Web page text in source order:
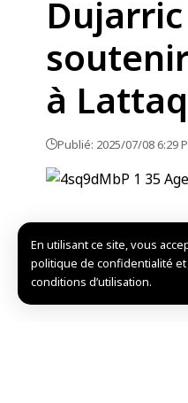
En utilisant ce site, vous
politique de confidentialité et
conditions d’utilisation.
à
Publié: 2025/07/08 6:29